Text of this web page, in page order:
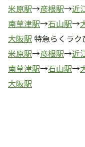
米原駅→彦根駅→近
南草津駅→石山駅→
大阪駅 特急らくラ
米原駅→彦根駅→近
南草津駅→石山駅→
大阪駅